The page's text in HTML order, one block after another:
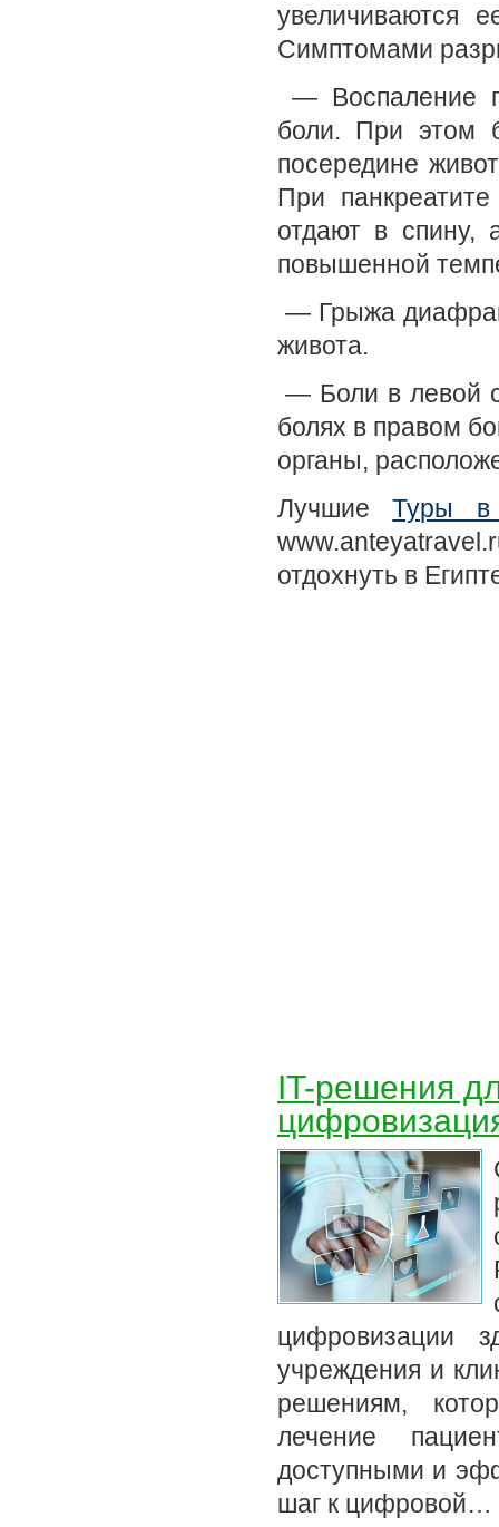
увеличиваются
Симптомами
— Воспаление
боли. При этом
посередине
При
отдают в спину,
повышенной
— Грыжа
живота.
— Боли в левой
болях в правом
органы,
ЛучшиеТуры в
отдохнуть в
IT-решения
цифровизации
учреждения и
решениям,
лечение
доступными и
шаг к цифровой…